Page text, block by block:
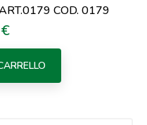
COD. 0179